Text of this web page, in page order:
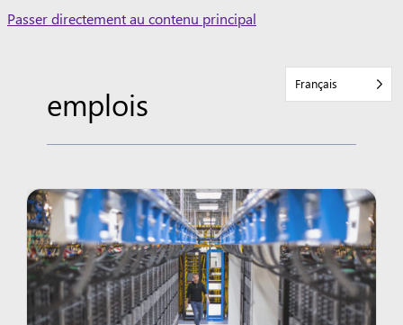
Skip
Passer directement au contenu principal
Français
emplois